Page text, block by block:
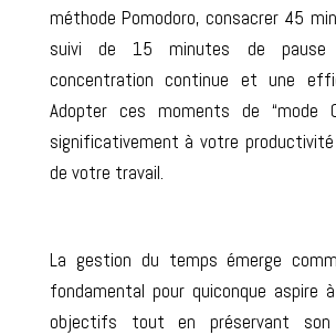
méthode Pomodoro, consacrer 45
suivi de 15 minutes de pause
concentration continue et une
Adopter ces moments de “mode
significativement à votre
de votre travail.
La gestion du temps émerge
fondamental pour quiconque aspire
objectifs tout en préservant son